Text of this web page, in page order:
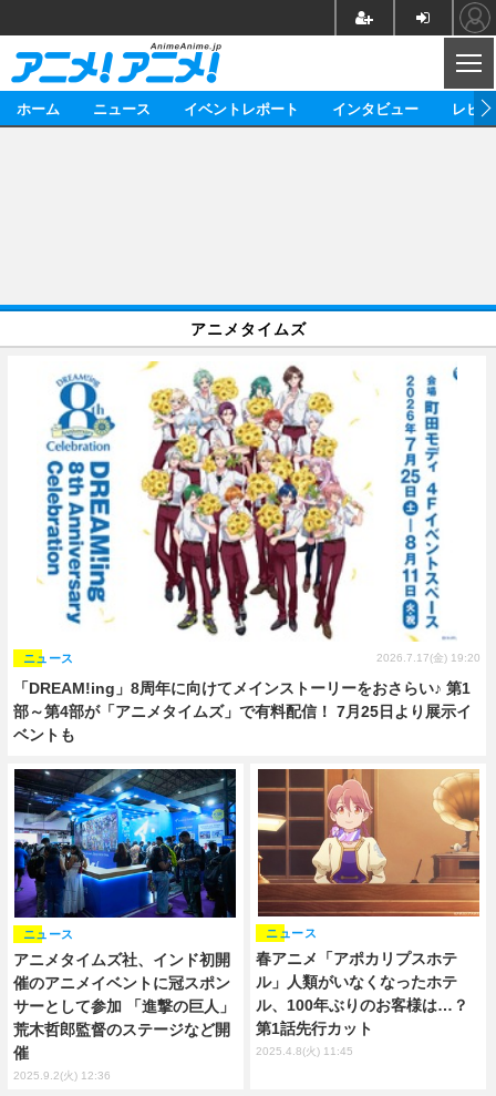
イベント 海外
海外イベント ビジネス
俳優・タレント アーティスト
ビジネス
レビュー
アニメ 実写
イベント
ゲーム
動画
映画/ドラマ
アニメ！アニメ！TV ABEMA Cafe
連載・コラム
ホーム ニュース イベントレポート インタビュー レビ
アニメタイムズ
「DREAM!ing」8周年に向けてメインストーリーをおさらい♪ 第1
部～第4部が「アニメタイムズ」で有料配信！ 7月25日より展示イ
ベントも
ニュース 2026.7.17(金) 19:20
アニメタイムズ社、インド初開
催のアニメイベントに冠スポン
サーとして参加 「進撃の巨人」
荒木哲郎監督のステージなど開
催
ニュース
2025.9.2(火) 12:36
春アニメ「アポカリプスホテ
ル」人類がいなくなったホテ
ル、100年ぶりのお客様は…？
第1話先行カット
ニュース
2025.4.8(火) 11:45